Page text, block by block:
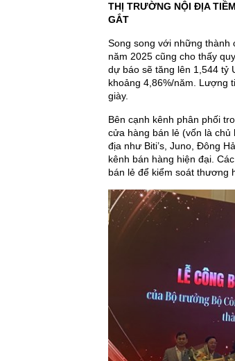
THỊ TRƯỜNG NỘI ĐỊA
GẮT
Song song với những thành
năm 2025 cũng cho thấy
dự báo sẽ tăng lên 1,544 tỷ
khoảng 4,86%/năm. Lượng
giày.
Bên cạnh kênh phân phối
cửa hàng bán lẻ (vốn là
địa như Biti’s, Juno, Đông
kênh bán hàng hiện đại.
bán lẻ để kiểm soát thương